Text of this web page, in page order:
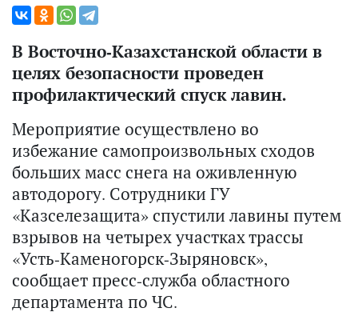
В Восточно-Казахстанской области в
целях безопасности проведен
профилактический спуск лавин.
Мероприятие осуществлено во
избежание самопроизвольных сходов
больших масс снега на оживленную
автодорогу. Сотрудники ГУ
«Казселезащита» спустили лавины путем
взрывов на четырех участках трассы
«Усть-Каменогорск-Зыряновск»,
сообщает пресс-служба областного
департамента по ЧС.